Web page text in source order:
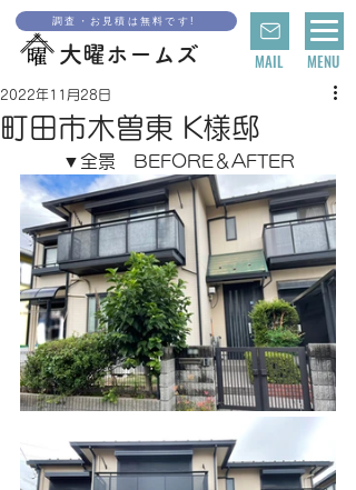
大曜ホームズ MAIL MENU
調査・お見積は無料です!
町田市木曽東 K様邸
2022年11月28日
▼全景　BEFORE＆AFTER